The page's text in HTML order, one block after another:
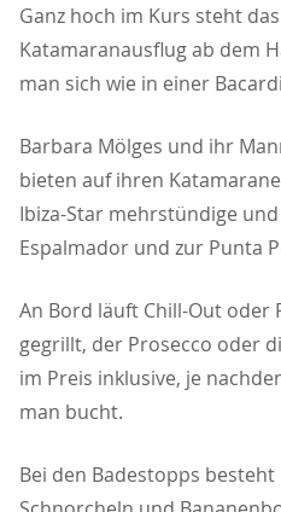
Ganz hoch im Kurs steht
Katamaranausflug ab dem
man sich wie in einer
Barbara Mölges und ihr
bieten auf ihren
Ibiza-Star mehrstündige
Espalmador und zur Punta
An Bord läuft Chill-Out oder
gegrillt, der Prosecco oder
im Preis inklusive, je
man bucht.
Bei den Badestopps